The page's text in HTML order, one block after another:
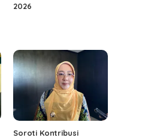
2026
Soroti Kontribusi